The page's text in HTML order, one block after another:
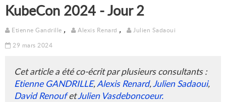
KubeCon 2024 - Jour 2
Etienne Gandrille , Alexis Renard ,
Julien Sadaoui
29 mars 2024
Cet article a été co-écrit par plusieurs consultants :
Etienne GANDRILLE,Alexis Renard,Julien Sadaoui,
David RenoufetJulien Vasdeboncoeur.